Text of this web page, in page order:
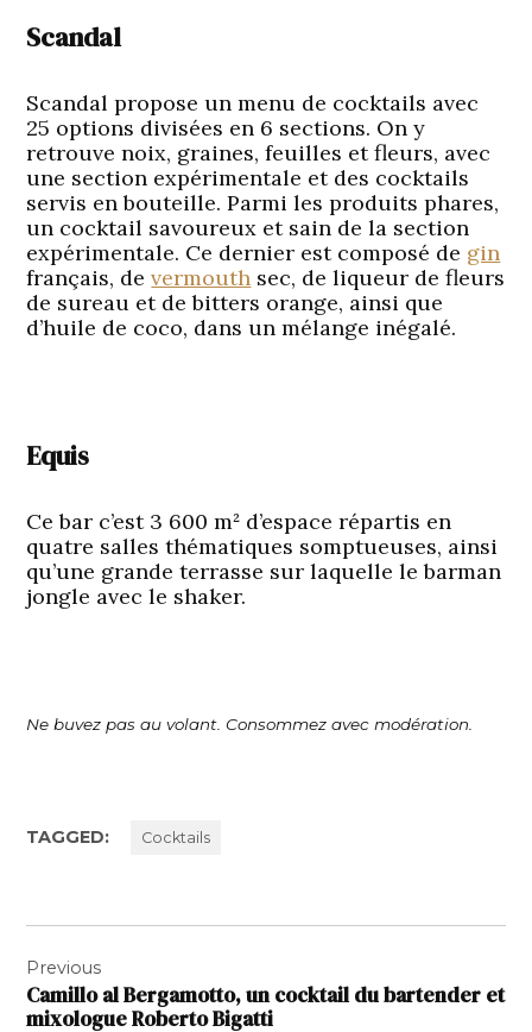
Scandal
Scandal propose un menu de cocktails avec
25 options divisées en 6 sections. On y
retrouve noix, graines, feuilles et fleurs, avec
une section expérimentale et des cocktails
servis en bouteille. Parmi les produits phares,
un cocktail savoureux et sain de la section
expérimentale. Ce dernier est composé de gin
français, devermouth sec, de liqueur de fleurs
de sureau et de bitters orange, ainsi que
d’huile de coco, dans un mélange inégalé.
Equis
Ce bar c’est 3 600 m² d’espace répartis en
quatre salles thématiques somptueuses, ainsi
qu’une grande terrasse sur laquelle le barman
jongle avec le shaker.
Ne buvez pas au volant. Consommez avec modération.
TAGGED: Cocktails
de
l’article
Previous
Camillo al Bergamotto, un cocktail du bartender et
mixologue Roberto Bigatti